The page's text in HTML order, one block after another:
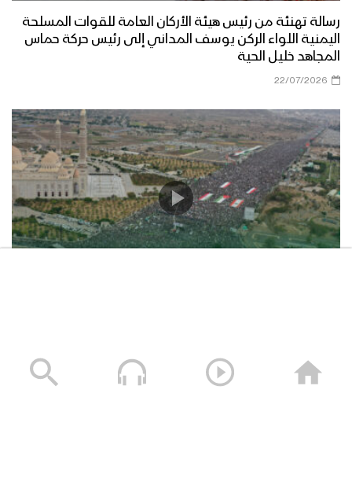
رسالة تهنئة من رئيس هيئة الأركان العامة للقوات المسلحة
اليمنية اللواء الركن يوسف المداني إلى رئيس حركة حماس
المجاهد خليل الحية
22/07/2026
17/07/2026